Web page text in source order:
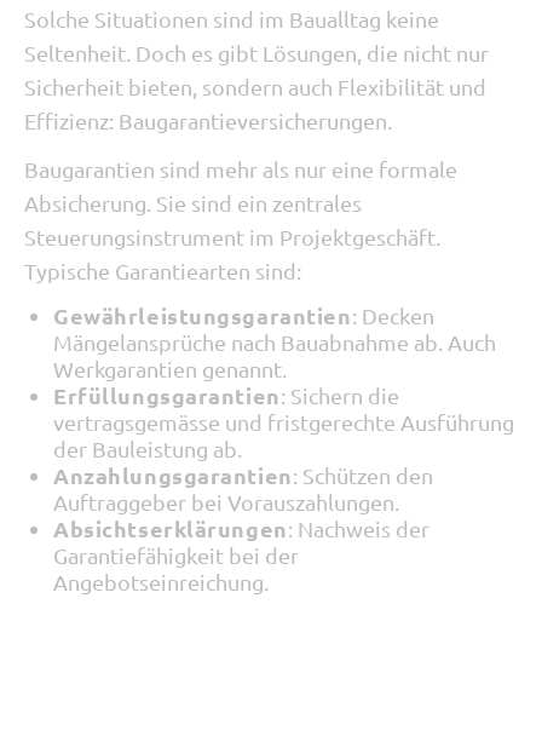
Solche Situationen sind im Baualltag keine
Seltenheit. Doch es gibt Lösungen, die nicht nur
Sicherheit bieten, sondern auch Flexibilität und
Effizienz: Baugarantieversicherungen.
Baugarantien sind mehr als nur eine formale
Absicherung. Sie sind ein zentrales
Steuerungsinstrument im Projektgeschäft.
Typische Garantiearten sind:
Gewährleistungsgarantien: Decken
Mängelansprüche nach Bauabnahme ab. Auch
Werkgarantien genannt.
Erfüllungsgarantien: Sichern die
vertragsgemässe und fristgerechte Ausführung
der Bauleistung ab.
Anzahlungsgarantien: Schützen den
Auftraggeber bei Vorauszahlungen.
Absichtserklärungen: Nachweis der
Garantiefähigkeit bei der
Angebotseinreichung.